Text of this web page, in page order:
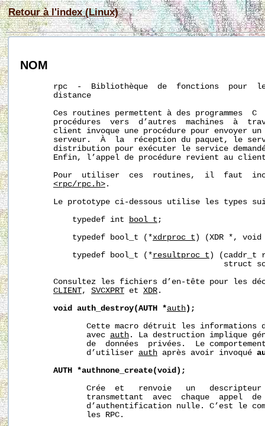
Retour à l'index (Linux)
NOM
rpc  -  Bibliothèque  de  fonctions  pour
       distance
Ces routines permettent à des programmes  C
procédures  vers  d’autres  machines  à
client invoque une procédure pour envoyer
serveur.  À  la  réception du paquet, le
distribution pour exécuter le service
Enfin, l’appel de procédure revient au
Pour  utiliser  ces  routines,  il  faut
<rpc/rpc.h> .
Le prototype ci-dessous utilise les types
           typedef int
bool_t ;
           typedef bool_t (*
xdrproc_t ) (XDR *,
           typedef bool_t (*
resultproc_t ) (caddr_t
struct
Consultez les fichiers d’en-tête pour les
CLIENT, SVCXPRT et XDR .
void
auth_destroy(AUTH *auth );
Cette macro détruit les informations
              avec
auth . La destruction implique
de  données  privées.  Le
              d’utiliser
auth après avoir invoqué
AUTH
*authnone_create(void);
Crée  et   renvoie   un
transmettant  avec  chaque  appel
d’authentification nulle. C’est le
              les RPC.